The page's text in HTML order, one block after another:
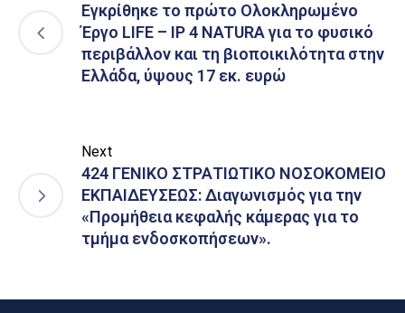
Εγκρίθηκε το πρώτο Ολοκληρωμένο
Έργο LIFE – IP 4 NATURA για το φυσικό
περιβάλλον και τη βιοποικιλότητα στην
Ελλάδα, ύψους 17 εκ. ευρώ
Next
424 ΓΕΝΙΚΟ ΣΤΡΑΤΙΩΤΙΚΟ ΝΟΣΟΚΟΜΕΙΟ
ΕΚΠΑΙΔΕΥΣΕΩΣ: Διαγωνισμός για την
«Προμήθεια κεφαλής κάμερας για το
τμήμα ενδοσκοπήσεων».